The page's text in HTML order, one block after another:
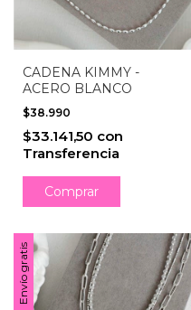
CADENA KIMMY -
ACERO BLANCO
$38.990
$33.141,50 con
Transferencia
Comprar
Envío gratis